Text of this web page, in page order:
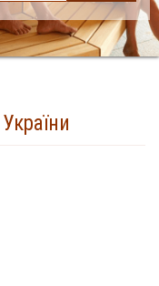
запиту, не
місто